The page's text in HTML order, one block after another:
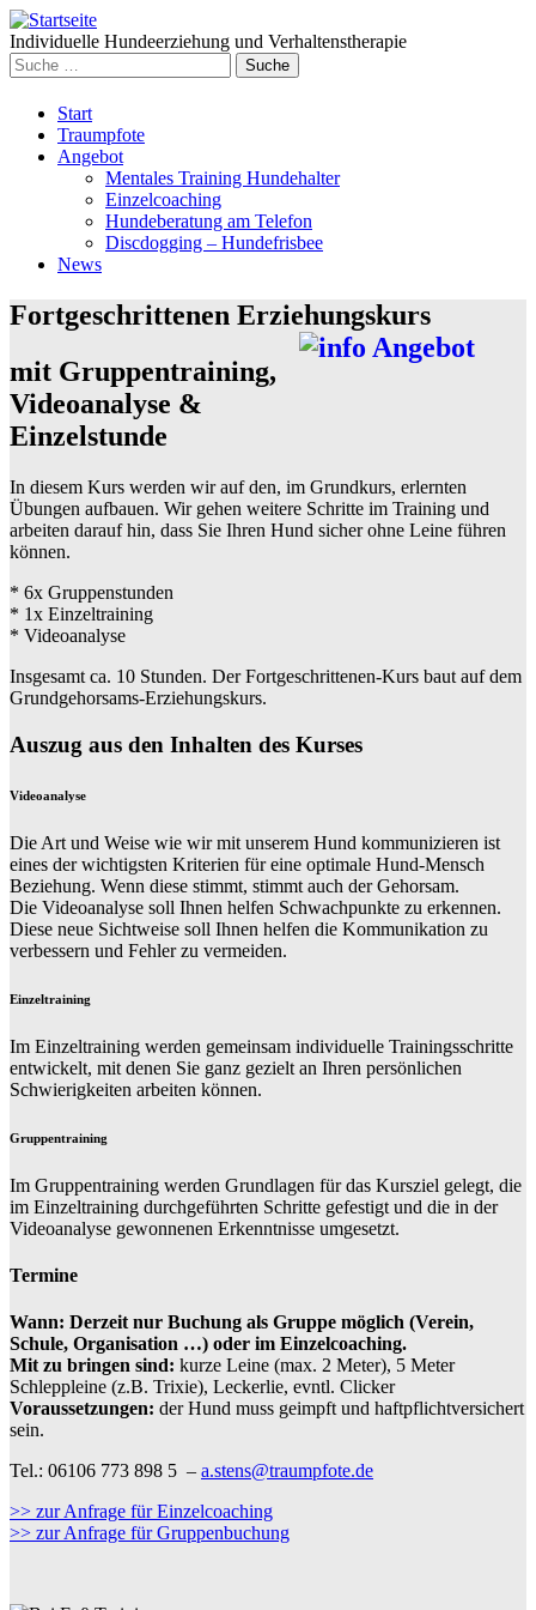
Individuelle Hundeerziehung und Verhaltenstherapie
Suche
nach:
Weiter
zum
Inhalt
Start
Traumpfote
Angebot
Mentales Training Hundehalter
Einzelcoaching
Hundeberatung am Telefon
Discdogging – Hundefrisbee
News
Fortgeschrittenen Erziehungskurs
mit Gruppentraining,
Videoanalyse &
Einzelstunde
In diesem Kurs werden wir auf den, im Grundkurs, erlernten
Übungen aufbauen. Wir gehen weitere Schritte im Training und
arbeiten darauf hin, dass Sie Ihren Hund sicher ohne Leine führen
können.
* 6x Gruppenstunden
* 1x Einzeltraining
* Videoanalyse
Insgesamt ca. 10 Stunden. Der Fortgeschrittenen-Kurs baut auf dem
Grundgehorsams-Erziehungskurs.
Auszug aus den Inhalten des Kurses
Videoanalyse
Die Art und Weise wie wir mit unserem Hund kommunizieren ist
eines der wichtigsten Kriterien für eine optimale Hund-Mensch
Beziehung. Wenn diese stimmt, stimmt auch der Gehorsam.
Die Videoanalyse soll Ihnen helfen Schwachpunkte zu erkennen.
Diese neue Sichtweise soll Ihnen helfen die Kommunikation zu
verbessern und Fehler zu vermeiden.
Einzeltraining
Im Einzeltraining werden gemeinsam individuelle Trainingsschritte
entwickelt, mit denen Sie ganz gezielt an Ihren persönlichen
Schwierigkeiten arbeiten können.
Gruppentraining
Im Gruppentraining werden Grundlagen für das Kursziel gelegt, die
im Einzeltraining durchgeführten Schritte gefestigt und die in der
Videoanalyse gewonnenen Erkenntnisse umgesetzt.
Termine
Wann: Derzeit nur Buchung als Gruppe möglich (Verein,
Schule, Organisation …) oder im Einzelcoaching.
Mit zu bringen sind: kurze Leine (max. 2 Meter), 5 Meter
Schleppleine (z.B. Trixie), Leckerlie, evntl. Clicker
Voraussetzungen: der Hund muss geimpft und haftpflichtversichert
sein.
Tel.: 06106 773 898 5 – a.stens@traumpfote.de
>> zur Anfrage für Einzelcoaching
>> zur Anfrage für Gruppenbuchung